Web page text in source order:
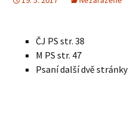
ČJ PS str. 38
M PS str. 47
Psaní další dvě stránky